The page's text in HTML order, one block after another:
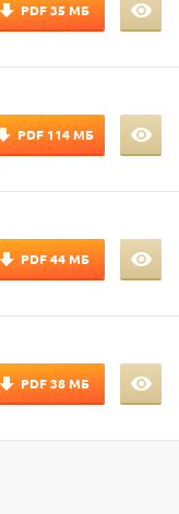
PDF35 МБ
PDF 114 МБ
PDF44 МБ
PDF38 МБ